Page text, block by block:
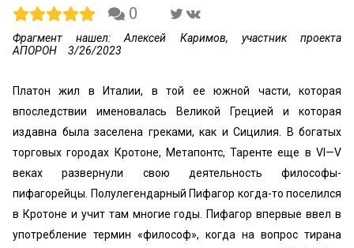
0
Фрагмент нашел: Алексей Каримов, участник проекта
АПОРОН
3/26/2023
Платон жил в Италии, в той ее южной части, которая
впоследствии именовалась Великой Грецией и которая
издавна была заселена греками, как и Сицилия. В богатых
торговых городах Кротоне, Метапонтс, Таренте еще в VI—V
веках развернули свою деятельность философы-
пифагорейцы. Полулегендарный Пифагор когда-то поселился
в Кротоне и учит там многие годы. Пифагор впервые ввел в
употребление термин «философ», когда на вопрос тирана